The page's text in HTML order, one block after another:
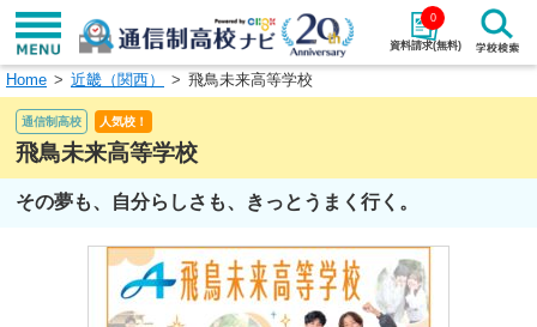
資料請求(無料)
0
学校名で探す
エリアから探す 特徴から探す
エリアを選択して探す
北海道・東北
Home 近畿（関西） 飛鳥未来高等学校
通信制高校 人気校！
飛鳥未来高等学校
その夢も、自分らしさも、きっとうまく行く。